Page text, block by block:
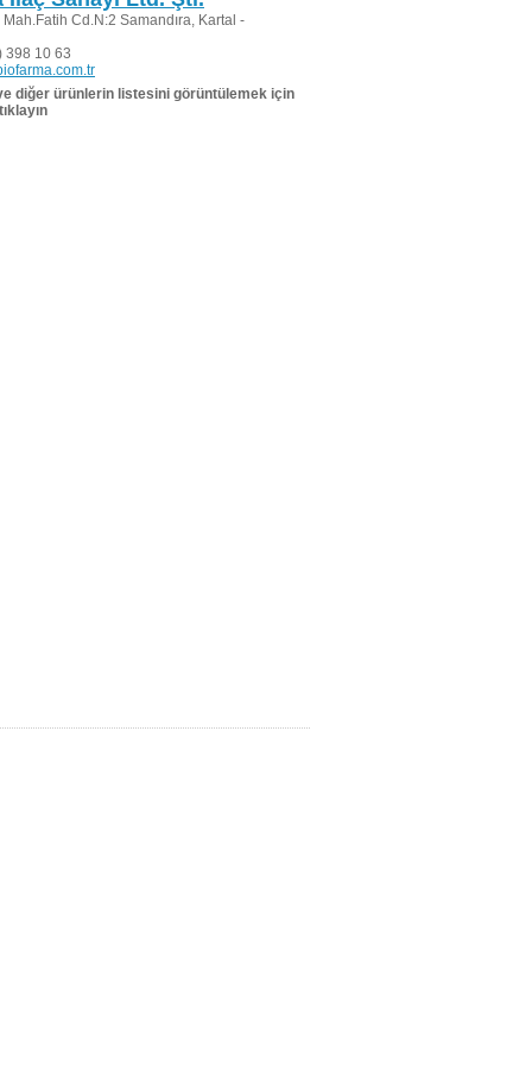
Cd.N:2 Samandıra, Kartal -
398 10 63
diğer ürünlerin listesini görüntülemek için